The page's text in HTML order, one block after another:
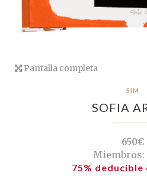
Pantalla completa
SIM
SOFIA
650€
Miembros:
75% deducible